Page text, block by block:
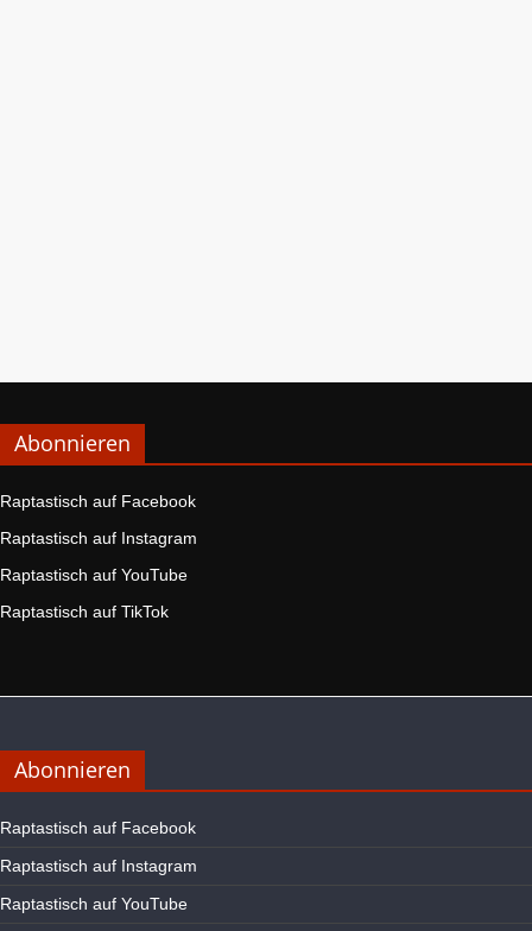
Abonnieren
Raptastisch auf Facebook
Raptastisch auf Instagram
Raptastisch auf YouTube
Raptastisch auf TikTok
Abonnieren
Raptastisch auf Facebook
Raptastisch auf Instagram
Raptastisch auf YouTube